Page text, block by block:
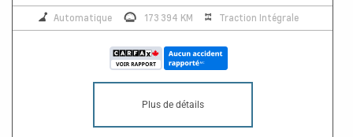
Automatique 173 394 KM Traction Intégrale
Plus de détails